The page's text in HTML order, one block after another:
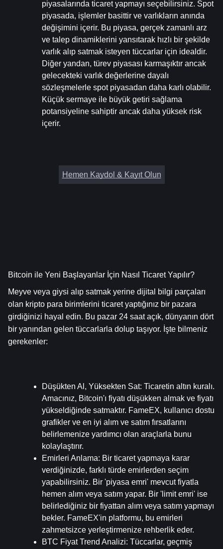
piyasalarında ticaret yapmayı seçebilirsiniz. Spot
piyasada, işlemler basittir ve varlıkların anında
değişimini içerir. Bu piyasa, gerçek zamanlı arz
ve talep dinamiklerini yansıtarak hızlı bir şekilde
varlık alıp satmak isteyen tüccarlar için idealdir.
Diğer yandan, türev piyasası karmaşıktır ancak
gelecekteki varlık değerlerine dayalı
sözleşmelerle spot piyasadan daha karlı olabilir.
Küçük sermaye ile büyük getiri sağlama
potansiyeline sahiptir ancak daha yüksek risk
içerir.
Hemen Kaydol & Kayıt Olun
Bitcoin ile Yeni Başlayanlar İçin Nasıl Ticaret Yapılır?
Meyve veya giysi alıp satmak yerine dijital bilgi parçaları
olan kripto para birimlerini ticaret yaptığınız bir pazara
girdiğinizi hayal edin. Bu pazar 24 saat açık, dünyanın dört
bir yanından gelen tüccarlarla dolup taşıyor. İşte bilmeniz
gerekenler:
Düşükten Al, Yüksekten Sat: Ticaretin altın kuralı.
Amacınız, Bitcoin'ı fiyatı düşükken almak ve fiyatı
yükseldiğinde satmaktır. FameEX, kullanıcı dostu
grafikler ve en iyi alım ve satım fırsatlarını
belirlemenize yardımcı olan araçlarla bunu
kolaylaştırır.
Emirleri Anlama: Bir ticaret yapmaya karar
verdiğinizde, farklı türde emirlerden seçim
yapabilirsiniz. Bir 'piyasa emri' mevcut fiyatla
hemen alım veya satım yapar. Bir 'limit emri' ise
belirlediğiniz bir fiyattan alım veya satım yapmayı
bekler. FameEX'in platformu, bu emirleri
zahmetsizce yerleştirmenize rehberlik eder.
BTC Fiyat Trend Analizi: Tüccarlar, geçmiş